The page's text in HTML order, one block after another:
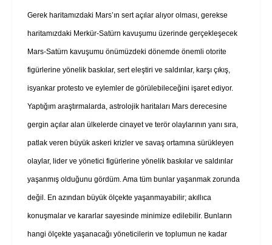
Gerek haritamızdaki Mars’ın sert açılar alıyor olması, gerekse
haritamızdaki Merkür-Satürn kavuşumu üzerinde gerçekleşecek
Mars-Satürn kavuşumu önümüzdeki dönemde önemli otorite
figürlerine yönelik baskılar, sert eleştiri ve saldırılar, karşı çıkış,
isyankar protesto ve eylemler de görülebileceğini işaret ediyor.
Yaptığım araştırmalarda, astrolojik haritaları Mars derecesine
gergin açılar alan ülkelerde cinayet ve terör olaylarının yanı sıra,
patlak veren büyük askeri krizler ve savaş ortamına sürükleyen
olaylar, lider ve yönetici figürlerine yönelik baskılar ve saldırılar
yaşanmış olduğunu gördüm. Ama tüm bunlar yaşanmak zorunda
değil. En azından büyük ölçekte yaşanmayabilir; akıllıca
konuşmalar ve kararlar sayesinde minimize edilebilir. Bunların
hangi ölçekte yaşanacağı yöneticilerin ve toplumun ne kadar